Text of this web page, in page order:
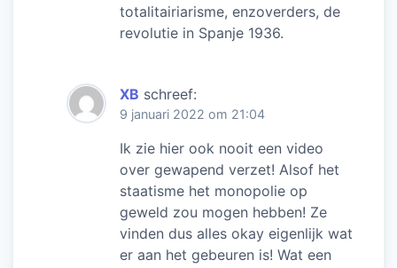
totalitairiarisme, enzoverders, de
revolutie in Spanje 1936.
XB schreef:
9 januari 2022 om 21:04
Ik zie hier ook nooit een video
over gewapend verzet! Alsof het
staatisme het monopolie op
geweld zou mogen hebben! Ze
vinden dus alles okay eigenlijk wat
er aan het gebeuren is! Wat een